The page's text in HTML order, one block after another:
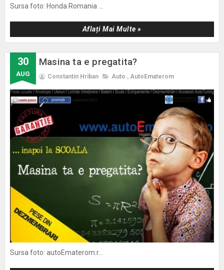
Sursa foto: Honda Romania ...
Aflați Mai Multe »
30
AUG
Masina ta e pregatita?
Constantin Hriban Auto , AutoEmaterom
Sursa foto: autoEmaterom.r...